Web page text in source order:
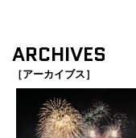
ARCHIVES
［アーカイブス］